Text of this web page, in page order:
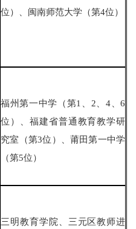
位）、闽南师范大学（第4位）
福州第一中学（第1、2、4、6
位）、福建省普通教育教学研
究室（第3位）、莆田第一中学
（第5位）
三明教育学院、三元区教师进